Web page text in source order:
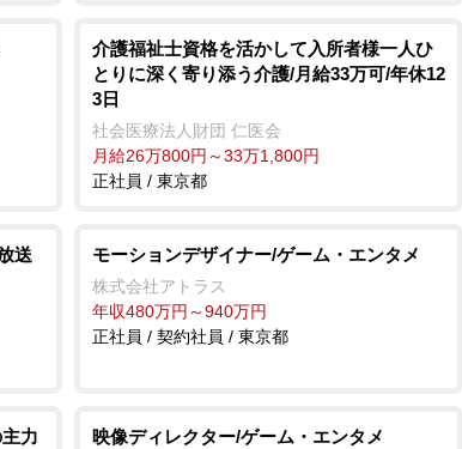
介護福祉士資格を活かして入所者様一人ひ
とりに深く寄り添う介護/月給33万可/年休12
3日
社会医療法人財団 仁医会
月給26万800円～33万1,800円
正社員 / 東京都
送
モーションデザイナー/ゲーム・エンタメ
株式会社アトラス
年収480万円～940万円
正社員 / 契約社員 / 東京都
力
映像ディレクター/ゲーム・エンタメ